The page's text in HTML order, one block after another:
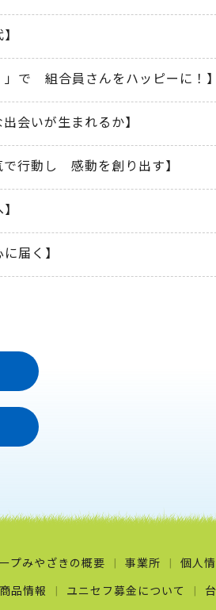
」で 組合員さんをハッピーに！
会いが生まれるか】
行動し 感動を創り出す】
届く】
プみやざきの概要 事業所 個人
品情報 ユニセフ募金について